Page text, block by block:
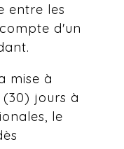
entre les
d'un
mise à
jours à
le